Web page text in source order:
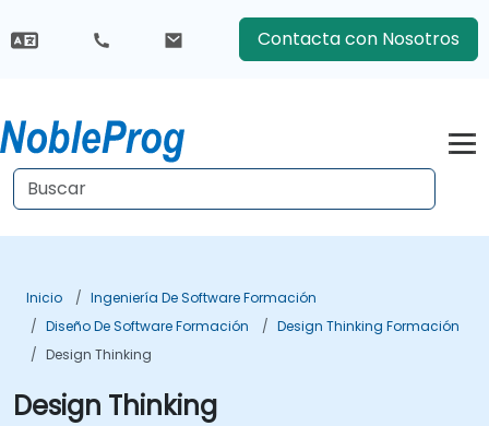
Contacta con Nosotros
Inicio
Ingeniería De Software Formación
Diseño De Software Formación
Design Thinking Formación
Design Thinking
Design Thinking